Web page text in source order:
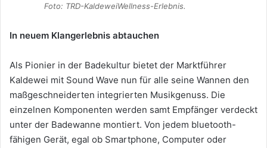
Foto: TRD-KaldeweiWellness-Erlebnis.
In neuem Klangerlebnis abtauchen
Als Pionier in der Badekultur bietet der Marktführer
Kaldewei mit Sound Wave nun für alle seine Wannen den
maßgeschneiderten integrierten Musikgenuss. Die
einzelnen Komponenten werden samt Empfänger verdeckt
unter der Badewanne montiert. Von jedem bluetooth-
fähigen Gerät, egal ob Smartphone, Computer oder